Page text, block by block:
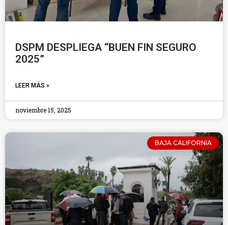
DSPM DESPLIEGA “BUEN FIN SEGURO
2025”
LEER MÁS »
noviembre 15, 2025
BAJA CALIFORNIA